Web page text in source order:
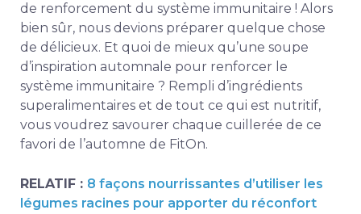
de renforcement du système immunitaire ! Alors
bien sûr, nous devions préparer quelque chose
de délicieux. Et quoi de mieux qu’une soupe
d’inspiration automnale pour renforcer le
système immunitaire ? Rempli d’ingrédients
superalimentaires et de tout ce qui est nutritif,
vous voudrez savourer chaque cuillerée de ce
favori de l’automne de FitOn.
RELATIF : 8 façons nourrissantes d’utiliser les
légumes racines pour apporter du réconfort